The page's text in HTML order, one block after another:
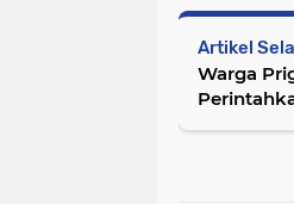
Artikel
Warga